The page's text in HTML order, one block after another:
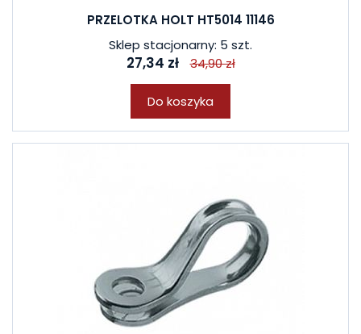
PRZELOTKA HOLT HT5014 11146
Sklep stacjonarny: 5 szt.
27,34 zł 34,90 zł
Do koszyka